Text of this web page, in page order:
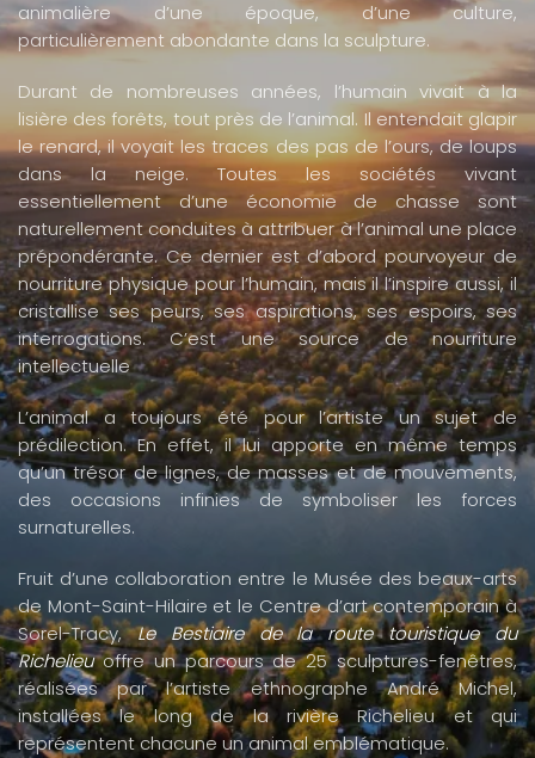
animalière d’une époque, d’une culture,
particulièrement abondante dans la sculpture.
Durant de nombreuses années, l’humain vivait à la
lisière des forêts, tout près de l’animal. Il entendait glapir
le renard, il voyait les traces des pas de l’ours, de loups
dans la neige. Toutes les sociétés vivant
essentiellement d’une économie de chasse sont
naturellement conduites à attribuer à l’animal une place
prépondérante. Ce dernier est d’abord pourvoyeur de
nourriture physique pour l’humain, mais il l’inspire aussi, il
cristallise ses peurs, ses aspirations, ses espoirs, ses
interrogations. C’est une source de nourriture
intellectuelle
L’animal a toujours été pour l’artiste un sujet de
prédilection. En effet, il lui apporte en même temps
qu’un trésor de lignes, de masses et de mouvements,
des occasions infinies de symboliser les forces
surnaturelles.
Fruit d’une collaboration entre le Musée des beaux-arts
de Mont-Saint-Hilaire et le Centre d’art contemporain à
Sorel-Tracy,Le Bestiaire de la route touristique du
Richelieuoffre un parcours de 25 sculptures-fenêtres,
réalisées par l’artiste ethnographe André Michel,
installées le long de la rivière Richelieu et qui
représentent chacune un animal emblématique.